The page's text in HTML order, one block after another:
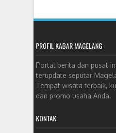
PROFIL KABAR MAGELANG
Portal berita dan pusat
terupdate seputar
Tempat wisata terbaik,
dan promo usaha Anda.
KONTAK